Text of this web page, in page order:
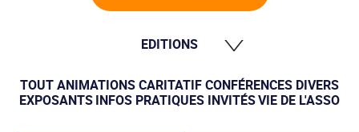
EDITIONS
2000
2001
2002
TOUT ANIMATIONSCARITATIFCONFÉRENCES DIVERS
EXPOSANTSINFOS PRATIQUES INVITÉSVIE DE L'ASSO